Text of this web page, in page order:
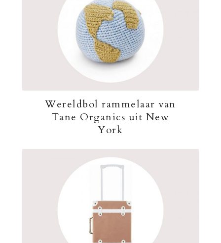
Wereldbol rammelaar van
Tane Organics uit New
York